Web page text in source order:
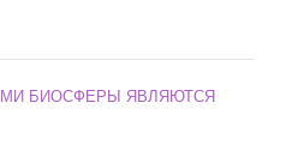
БИОСФЕРЫ ЯВЛЯЮТСЯ